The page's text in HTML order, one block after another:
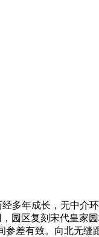
年成长，无中介
园区复刻宋代皇家
差有致。向北无缝